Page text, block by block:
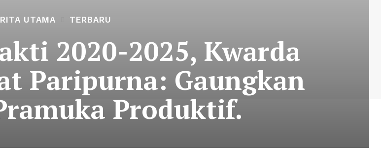
UTAMA TERBARU
2020-2025, Kwarda
Paripurna: Gaungkan
Produktif.